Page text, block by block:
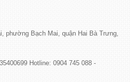
phường Bạch Mai, quận Hai Bà Trưng,
Hotline: 0904 745 088 -